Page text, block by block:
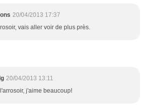
20/04/2013 17:37
vais aller voir de plus près.
20/04/2013 13:11
j'aime beaucoup!